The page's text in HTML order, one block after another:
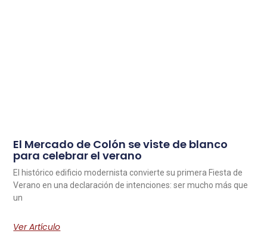
El Mercado de Colón se viste de blanco
para celebrar el verano
El histórico edificio modernista convierte su primera Fiesta de
Verano en una declaración de intenciones: ser mucho más que
un
Ver Artículo